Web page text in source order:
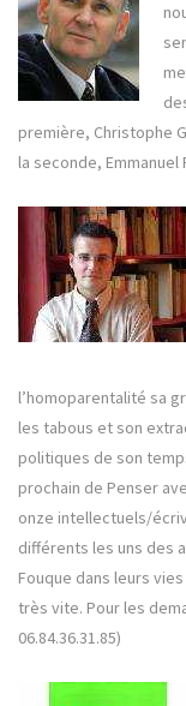
première, Christophe
la seconde,
l’homoparentalité sa
les tabous et son
politiques de son
prochain de Penser
onze intellectuels/
différents les uns des
Fouque dans leurs
très vite. Pour les
06.84.36.31.85)